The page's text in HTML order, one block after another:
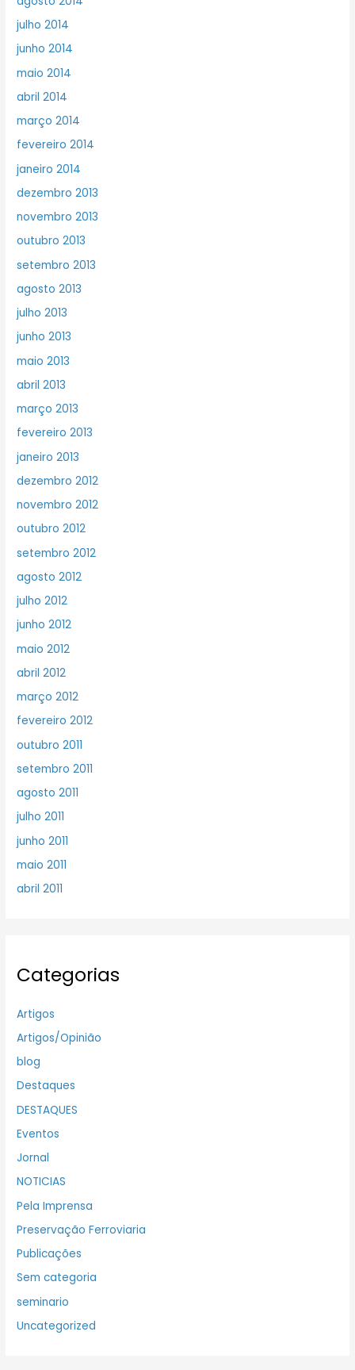
julho 2014
junho 2014
maio 2014
abril 2014
março 2014
fevereiro 2014
janeiro 2014
dezembro 2013
novembro 2013
outubro 2013
setembro 2013
agosto 2013
julho 2013
junho 2013
maio 2013
abril 2013
março 2013
fevereiro 2013
janeiro 2013
dezembro 2012
novembro 2012
outubro 2012
setembro 2012
agosto 2012
julho 2012
junho 2012
maio 2012
abril 2012
março 2012
fevereiro 2012
outubro 2011
setembro 2011
agosto 2011
julho 2011
junho 2011
maio 2011
abril 2011
Categorias
Artigos
Artigos/Opinião
blog
Destaques
DESTAQUES
Eventos
Jornal
NOTICIAS
Pela Imprensa
Preservação Ferroviaria
Publicações
Sem categoria
seminario
Uncategorized